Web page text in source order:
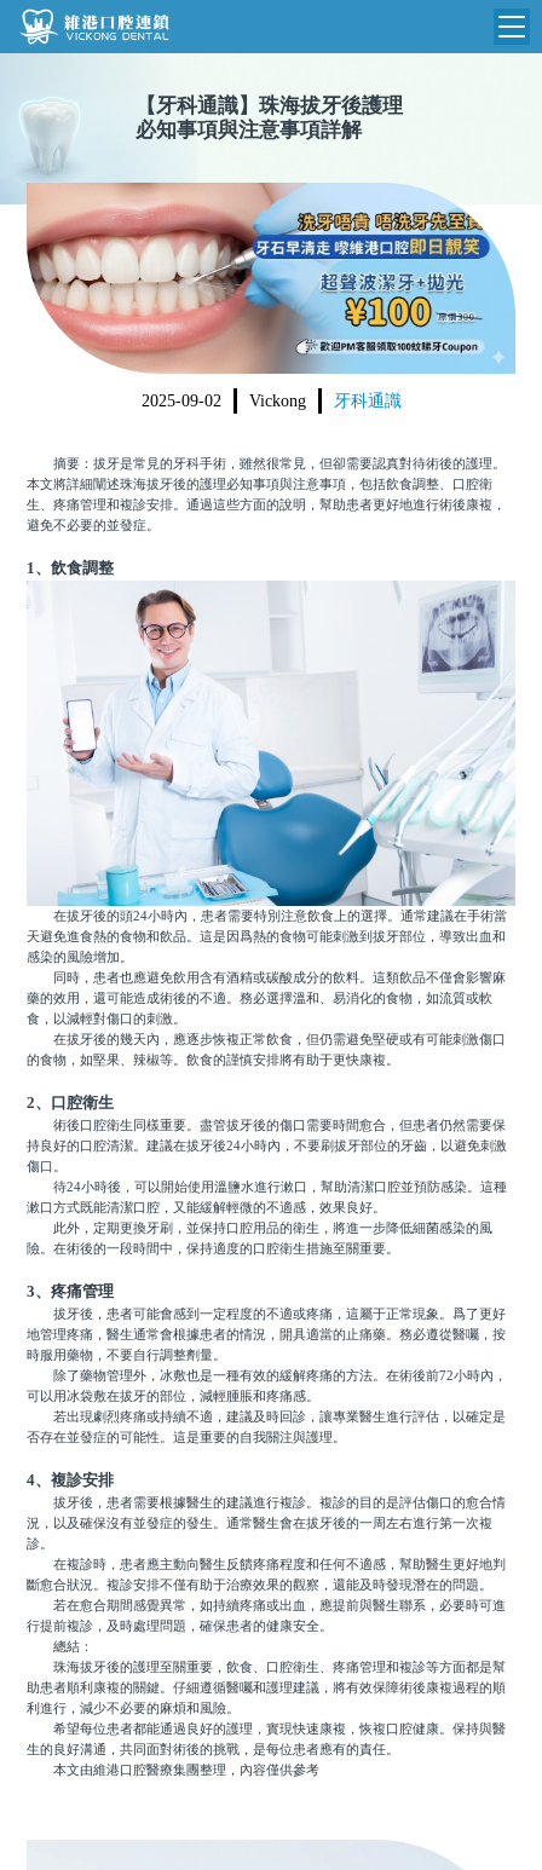
維港首頁
品牌介紹
環境設備
醫院新聞
收費標準
N
收費總表
植牙收費
根管收費
美學收費
箍牙收費
醫生團隊
門診時間
【 牙科通識】 珠海拔牙後護理
必知事項與注意事項詳解
2025-09-02 Vickong 牙科通識
摘要：拔牙是常見的牙科手術，雖然很常見，但卻需要認真對待術後的護理。
本文將詳細闡述珠海拔牙後的護理必知事項與注意事項，包括飲食調整、口腔衛
生、疼痛管理和複診安排。通過這些方面的說明，幫助患者更好地進行術後康複，
避免不必要的並發症。
1、飲食調整
在拔牙後的頭24小時內，患者需要特別注意飲食上的選擇。通常建議在手術當
天避免進食熱的食物和飲品。這是因爲熱的食物可能刺激到拔牙部位，導致出血和
感染的風險增加。
同時，患者也應避免飲用含有酒精或碳酸成分的飲料。這類飲品不僅會影響麻
藥的效用，還可能造成術後的不適。務必選擇溫和、易消化的食物，如流質或軟
食，以減輕對傷口的刺激。
在拔牙後的幾天內，應逐步恢複正常飲食，但仍需避免堅硬或有可能刺激傷口
的食物，如堅果、辣椒等。飲食的謹慎安排將有助于更快康複。
2、口腔衛生
術後口腔衛生同樣重要。盡管拔牙後的傷口需要時間愈合，但患者仍然需要保
持良好的口腔清潔。建議在拔牙後24小時內，不要刷拔牙部位的牙齒，以避免刺激
傷口。
待24小時後，可以開始使用溫鹽水進行漱口，幫助清潔口腔並預防感染。這種
漱口方式既能清潔口腔，又能緩解輕微的不適感，效果良好。
此外，定期更換牙刷，並保持口腔用品的衛生，將進一步降低細菌感染的風
險。在術後的一段時間中，保持適度的口腔衛生措施至關重要。
3、疼痛管理
拔牙後，患者可能會感到一定程度的不適或疼痛，這屬于正常現象。爲了更好
地管理疼痛，醫生通常會根據患者的情況，開具適當的止痛藥。務必遵從醫囑，按
時服用藥物，不要自行調整劑量。
除了藥物管理外，冰敷也是一種有效的緩解疼痛的方法。在術後前72小時內，
可以用冰袋敷在拔牙的部位，減輕腫脹和疼痛感。
若出現劇烈疼痛或持續不適，建議及時回診，讓專業醫生進行評估，以確定是
否存在並發症的可能性。這是重要的自我關注與護理。
4、複診安排
拔牙後，患者需要根據醫生的建議進行複診。複診的目的是評估傷口的愈合情
況，以及確保沒有並發症的發生。通常醫生會在拔牙後的一周左右進行第一次複
診。
在複診時，患者應主動向醫生反饋疼痛程度和任何不適感，幫助醫生更好地判
斷愈合狀況。複診安排不僅有助于治療效果的觀察，還能及時發現潛在的問題。
若在愈合期間感覺異常，如持續疼痛或出血，應提前與醫生聯系，必要時可進
行提前複診，及時處理問題，確保患者的健康安全。
總結：
珠海拔牙後的護理至關重要，飲食、口腔衛生、疼痛管理和複診等方面都是幫
助患者順利康複的關鍵。仔細遵循醫囑和護理建議，將有效保障術後康複過程的順
利進行，減少不必要的麻煩和風險。
希望每位患者都能通過良好的護理，實現快速康複，恢複口腔健康。保持與醫
生的良好溝通，共同面對術後的挑戰，是每位患者應有的責任。
本文由維港口腔醫療集團整理，內容僅供參考